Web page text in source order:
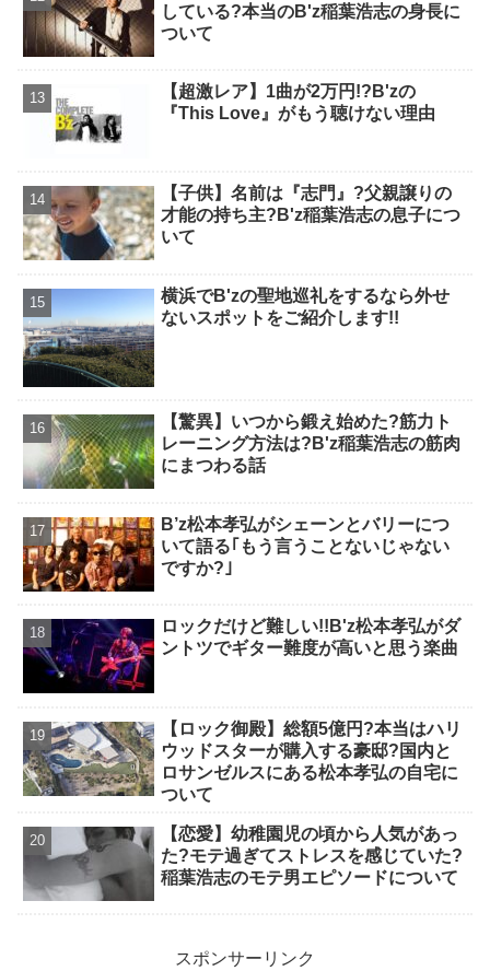
している?本当のB'z稲葉浩志の身長に
ついて
【超激レア】1曲が2万円!?B'zの
『This Love』がもう聴けない理由
【子供】名前は『志門』?父親譲りの
才能の持ち主?B'z稲葉浩志の息子につ
いて
横浜でB'zの聖地巡礼をするなら外せ
ないスポットをご紹介します!!
【驚異】いつから鍛え始めた?筋力ト
レーニング方法は?B'z稲葉浩志の筋肉
にまつわる話
B’z松本孝弘がシェーンとバリーにつ
いて語る｢もう言うことないじゃない
ですか?｣
ロックだけど難しい!!B'z松本孝弘がダ
ントツでギター難度が高いと思う楽曲
【ロック御殿】総額5億円?本当はハリ
ウッドスターが購入する豪邸?国内と
ロサンゼルスにある松本孝弘の自宅に
ついて
【恋愛】幼稚園児の頃から人気があっ
た?モテ過ぎてストレスを感じていた?
稲葉浩志のモテ男エピソードについて
スポンサーリンク